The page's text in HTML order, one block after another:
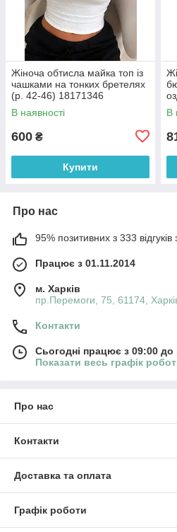
Жіноча обтисла майка топ із
чашками на тонких бретелях
(р. 42-46) 18171346
В наявності
600 ₴
Купити
В
Про нас
95% позитивних з 333 відгуків
Працює з 01.11.2014
м. Харків
пр.Перемоги, 75, 61174,
Контакти
Сьогодні працює з 09:00 до
Показати весь графік
Про нас
Контакти
Доставка та оплата
Графік роботи